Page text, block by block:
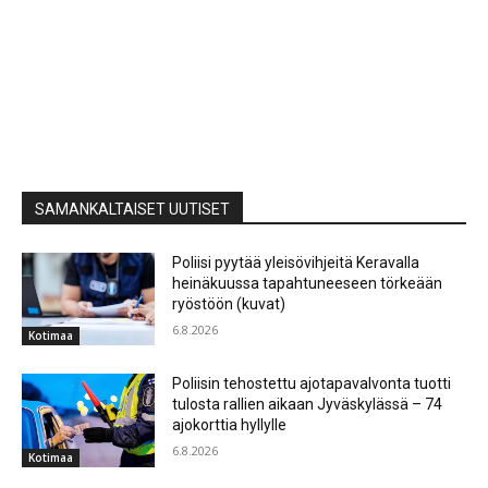
SAMANKALTAISET UUTISET
Kotimaa
Poliisi pyytää yleisövihjeitä Keravalla
heinäkuussa tapahtuneeseen törkeään
ryöstöön (kuvat)
6.8.2026
Kotimaa
Poliisin tehostettu ajotapavalvonta tuotti
tulosta rallien aikaan Jyväskylässä – 74
ajokorttia hyllylle
6.8.2026